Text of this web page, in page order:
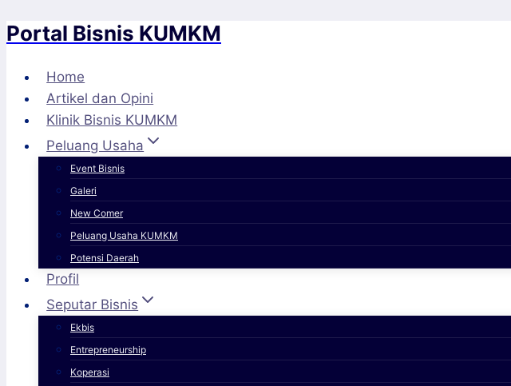
Skip
content
Portal Bisnis KUMKM
Home
Artikel dan Opini
Klinik Bisnis KUMKM
Peluang Usaha
Event Bisnis
Galeri
New Comer
Peluang Usaha KUMKM
Potensi Daerah
Profil
Seputar Bisnis
Ekbis
Entrepreneurship
Koperasi